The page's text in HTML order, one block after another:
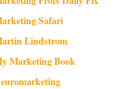
Safari
Lindstrom
Marketing Book